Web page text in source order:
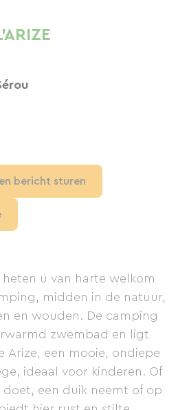
u van harte welkom
midden in de natuur,
en wouden. De camping
zwembad en ligt
Arize, een mooie, ondiepe
ideaal voor kinderen. Of
doet, een duik neemt of op
bericht sturen